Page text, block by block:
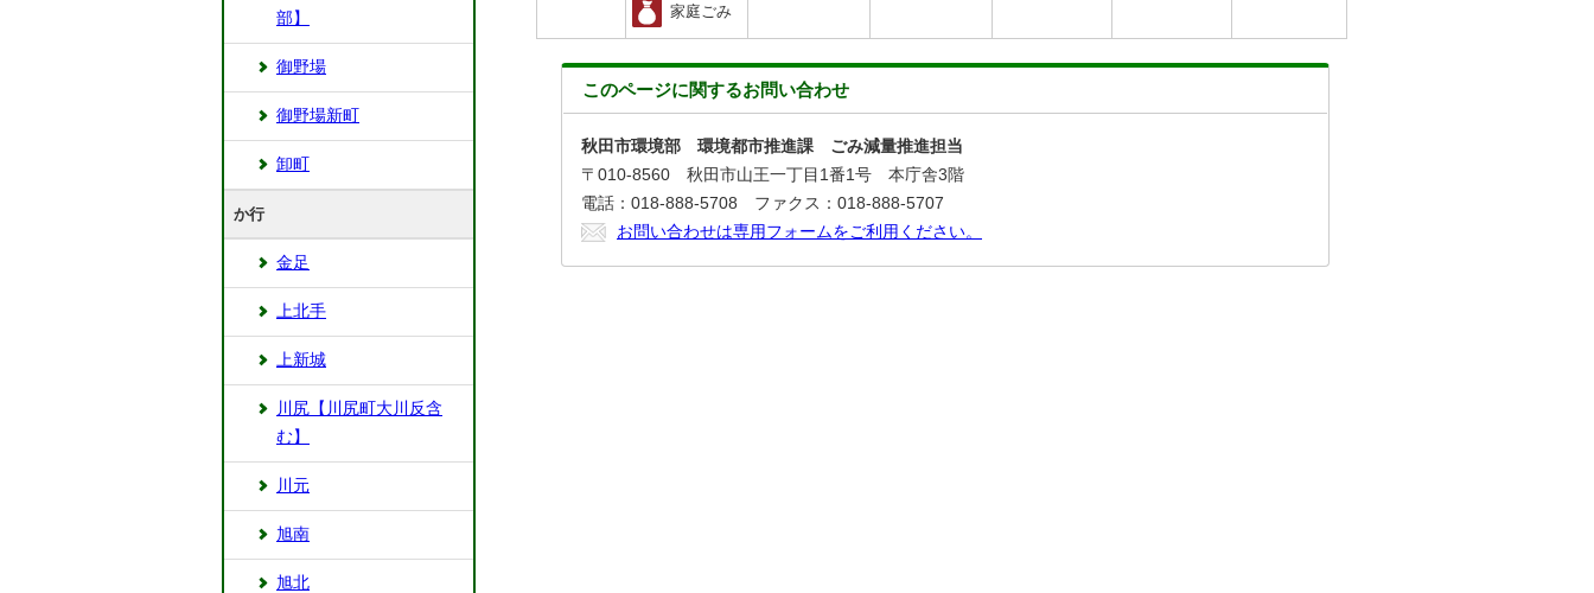
家庭ごみ
このページに関するお問い合わせ
秋田市環境部 環境都市推進課 ごみ減量推進担当
〒010-8560 秋田市山王一丁目1番1号 本庁舎3階
電話：018-888-5708 ファクス：018-888-5707
お問い合わせは専用フォームをご利用ください。
部】
御野場
御野場新町
卸町
か行
金足
上北手
上新城
川尻【川尻町大川反含
む】
川元
旭南
旭北